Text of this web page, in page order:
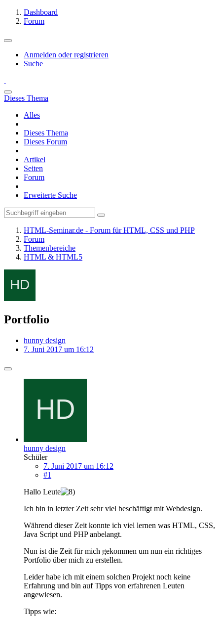
Dashboard
Forum
Anmelden oder registrieren
Suche
Dieses Thema
Alles
Dieses Thema
Dieses Forum
Artikel
Seiten
Forum
Erweiterte Suche
HTML-Seminar.de - Forum für HTML, CSS und PHP
Forum
Themenbereiche
HTML & HTML5
Portfolio
hunny design
7. Juni 2017 um 16:12
hunny design
Schüler
7. Juni 2017 um 16:12
#1
Hallo Leute
Ich bin in letzter Zeit sehr viel beschäftigt mit Webdesign.
Während dieser Zeit konnte ich viel lernen was HTML, CSS,
Java Script und PHP anbelangt.
Nun ist die Zeit für mich gekommen um nun ein richtiges
Portfolio über mich zu erstellen.
Leider habe ich mit einem solchen Projekt noch keine
Erfahrung und bin auf Tipps von erfahrenen Leuten
angewiesen.
Tipps wie: